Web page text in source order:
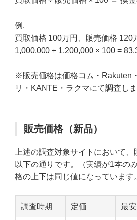
例.
買取価格 100万円、販売価格 120
1,000,000 ÷ 1,200,000 × 100 =
※販売価格は価格コム・Rakuten
リ・KANTE・ラクマにて調査しま
販売価格（新品）
上述の調査対象サイトにおいて
以下の通りです。（実績が1本の
格の上下は同じ値になっています
調査時期 定価 最